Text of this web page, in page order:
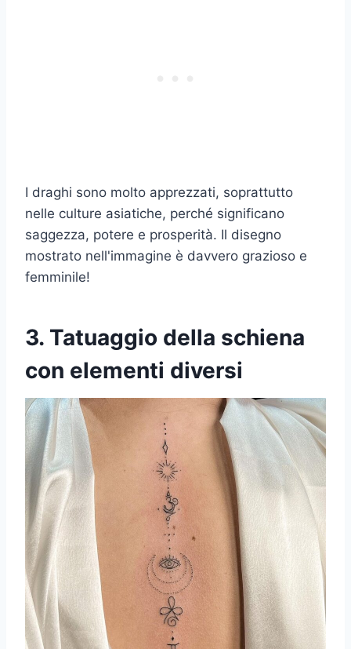
I draghi sono molto apprezzati, soprattutto
nelle culture asiatiche, perché significano
saggezza, potere e prosperità. Il disegno
mostrato nell'immagine è davvero grazioso e
femminile!
3. Tatuaggio della schiena
con elementi diversi